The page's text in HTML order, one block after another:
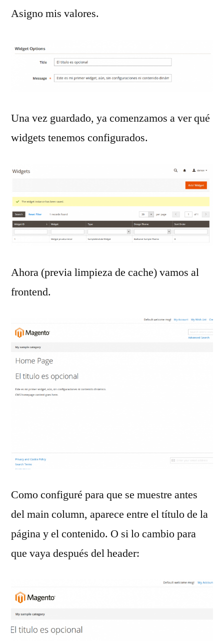
Asigno mis valores.
Una vez guardado, ya comenzamos a ver qué
widgets tenemos configurados.
Ahora (previa limpieza de cache) vamos al
frontend.
Como configuré para que se muestre antes
del main column, aparece entre el título de la
página y el contenido. O si lo cambio para
que vaya después del header: